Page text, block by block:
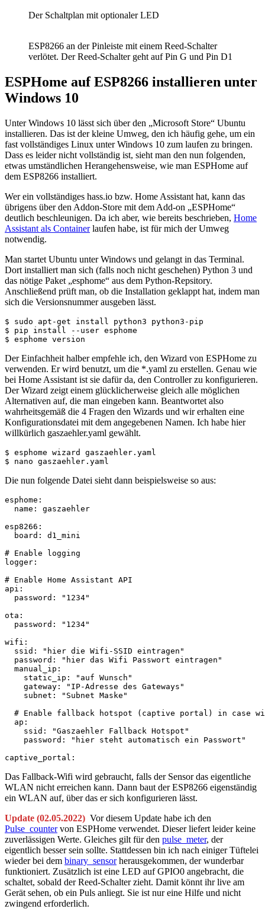
Der Schaltplan mit optionaler LED
ESP8266 an der Pinleiste mit einem Reed-Schalter
verlötet. Der Reed-Schalter geht auf Pin G und Pin D1
ESPHome auf ESP8266 installieren unter
Windows 10
Unter Windows 10 lässt sich über den „Microsoft Store“ Ubuntu
installieren. Das ist der kleine Umweg, den ich häufig gehe, um ein
fast vollständiges Linux unter Windows 10 zum laufen zu bringen.
Dass es leider nicht vollständig ist, sieht man den nun folgenden,
etwas umständlichen Herangehensweise, wie man ESPHome auf
dem ESP8266 installiert.
Wer ein vollständiges hass.io bzw. Home Assistant hat, kann das
übrigens über den Addon-Store mit dem Add-on „ESPHome“
deutlich beschleunigen. Da ich aber, wie bereits beschrieben, Home
Assistant als Containerlaufen habe, ist für mich der Umweg
notwendig.
Man startet Ubuntu unter Windows und gelangt in das Terminal.
Dort installiert man sich (falls noch nicht geschehen) Python 3 und
das nötige Paket „esphome“ aus dem Python-Repsitory.
Anschließend prüft man, ob die Installation geklappt hat, indem man
sich die Versionsnummer ausgeben lässt.
$ sudo apt-get install python3 python3-pip
$ pip install --user esphome
$ esphome version
Der Einfachheit halber empfehle ich, den Wizard von ESPHome zu
verwenden. Er wird benutzt, um die *.yaml zu erstellen. Genau wie
bei Home Assistant ist sie dafür da, den Controller zu konfigurieren.
Der Wizard zeigt einem glücklicherweise gleich alle möglichen
Alternativen auf, die man eingeben kann. Beantwortet also
wahrheitsgemäß die 4 Fragen den Wizards und wir erhalten eine
Konfigurationsdatei mit dem angegebenen Namen. Ich habe hier
willkürlich gaszaehler.yaml gewählt.
$ esphome wizard gaszaehler.yaml
$ nano gaszaehler.yaml
Die nun folgende Datei sieht dann beispielsweise so aus:
esphome:
  name: gaszaehler
esp8266:
  board: d1_mini
# Enable logging
logger:
# Enable Home Assistant API
api:
  password: "1234"
ota:
  password: "1234"
wifi:
  ssid: "hier die Wifi-SSID eintragen"
  password: "hier das Wifi Passwort eintragen"
  manual_ip:
    static_ip: "auf Wunsch"
    gateway: "IP-Adresse des Gateways"
    subnet: "Subnet Maske"
# Enable fallback hotspot (captive portal) in case
  ap:
    ssid: "Gaszaehler Fallback Hotspot"
    password: "hier steht automatisch ein Passwort"
captive_portal:
Das Fallback-Wifi wird gebraucht, falls der Sensor das eigentliche
WLAN nicht erreichen kann. Dann baut der ESP8266 eigenständig
ein WLAN auf, über das er sich konfigurieren lässt.
Update (02.05.2022) Vor diesem Update habe ich den
Pulse_countervon ESPHome verwendet. Dieser liefert leider keine
zuverlässigen Werte. Gleiches gilt für den pulse_meter, der
eigentlich besser sein sollte. Stattdessen bin ich nach einiger Tüftelei
wieder bei dem binary_sensorherausgekommen, der wunderbar
funktioniert. Zusätzlich ist eine LED auf GPIO0 angebracht, die
schaltet, sobald der Reed-Schalter zieht. Damit könnt ihr live am
Gerät sehen, ob ein Puls anliegt. Sie ist nur eine Hilfe und nicht
zwingend erforderlich.